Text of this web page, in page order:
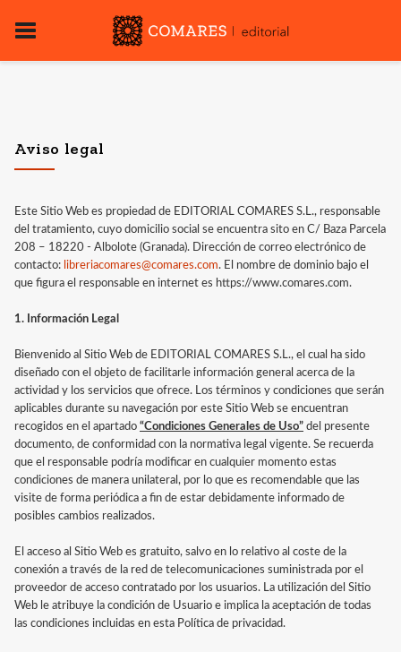
Aviso legal
Este Sitio Web es propiedad de EDITORIAL COMARES S.L., responsable
del tratamiento, cuyo domicilio social se encuentra sito en C/ Baza Parcela
208 – 18220 - Albolote (Granada). Dirección de correo electrónico de
contacto: libreriacomares@comares.com. El nombre de dominio bajo el
que figura el responsable en internet es https://www.comares.com.
1. Información Legal
Bienvenido al Sitio Web de EDITORIAL COMARES S.L., el cual ha sido
diseñado con el objeto de facilitarle información general acerca de la
actividad y los servicios que ofrece. Los términos y condiciones que serán
aplicables durante su navegación por este Sitio Web se encuentran
recogidos en el apartado “Condiciones Generales de Uso” del presente
documento, de conformidad con la normativa legal vigente. Se recuerda
que el responsable podría modificar en cualquier momento estas
condiciones de manera unilateral, por lo que es recomendable que las
visite de forma periódica a fin de estar debidamente informado de
posibles cambios realizados.
El acceso al Sitio Web es gratuito, salvo en lo relativo al coste de la
conexión a través de la red de telecomunicaciones suministrada por el
proveedor de acceso contratado por los usuarios. La utilización del Sitio
Web le atribuye la condición de Usuario e implica la aceptación de todas
las condiciones incluidas en esta Política de privacidad.